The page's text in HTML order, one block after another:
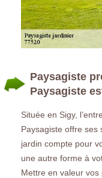
Paysagiste
Paysagiste
Située en Sigy,
Paysagiste offre ses
jardin compte pour
une autre forme à
Mettre en valeur